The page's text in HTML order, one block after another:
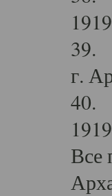
39.
г.
40.
Все